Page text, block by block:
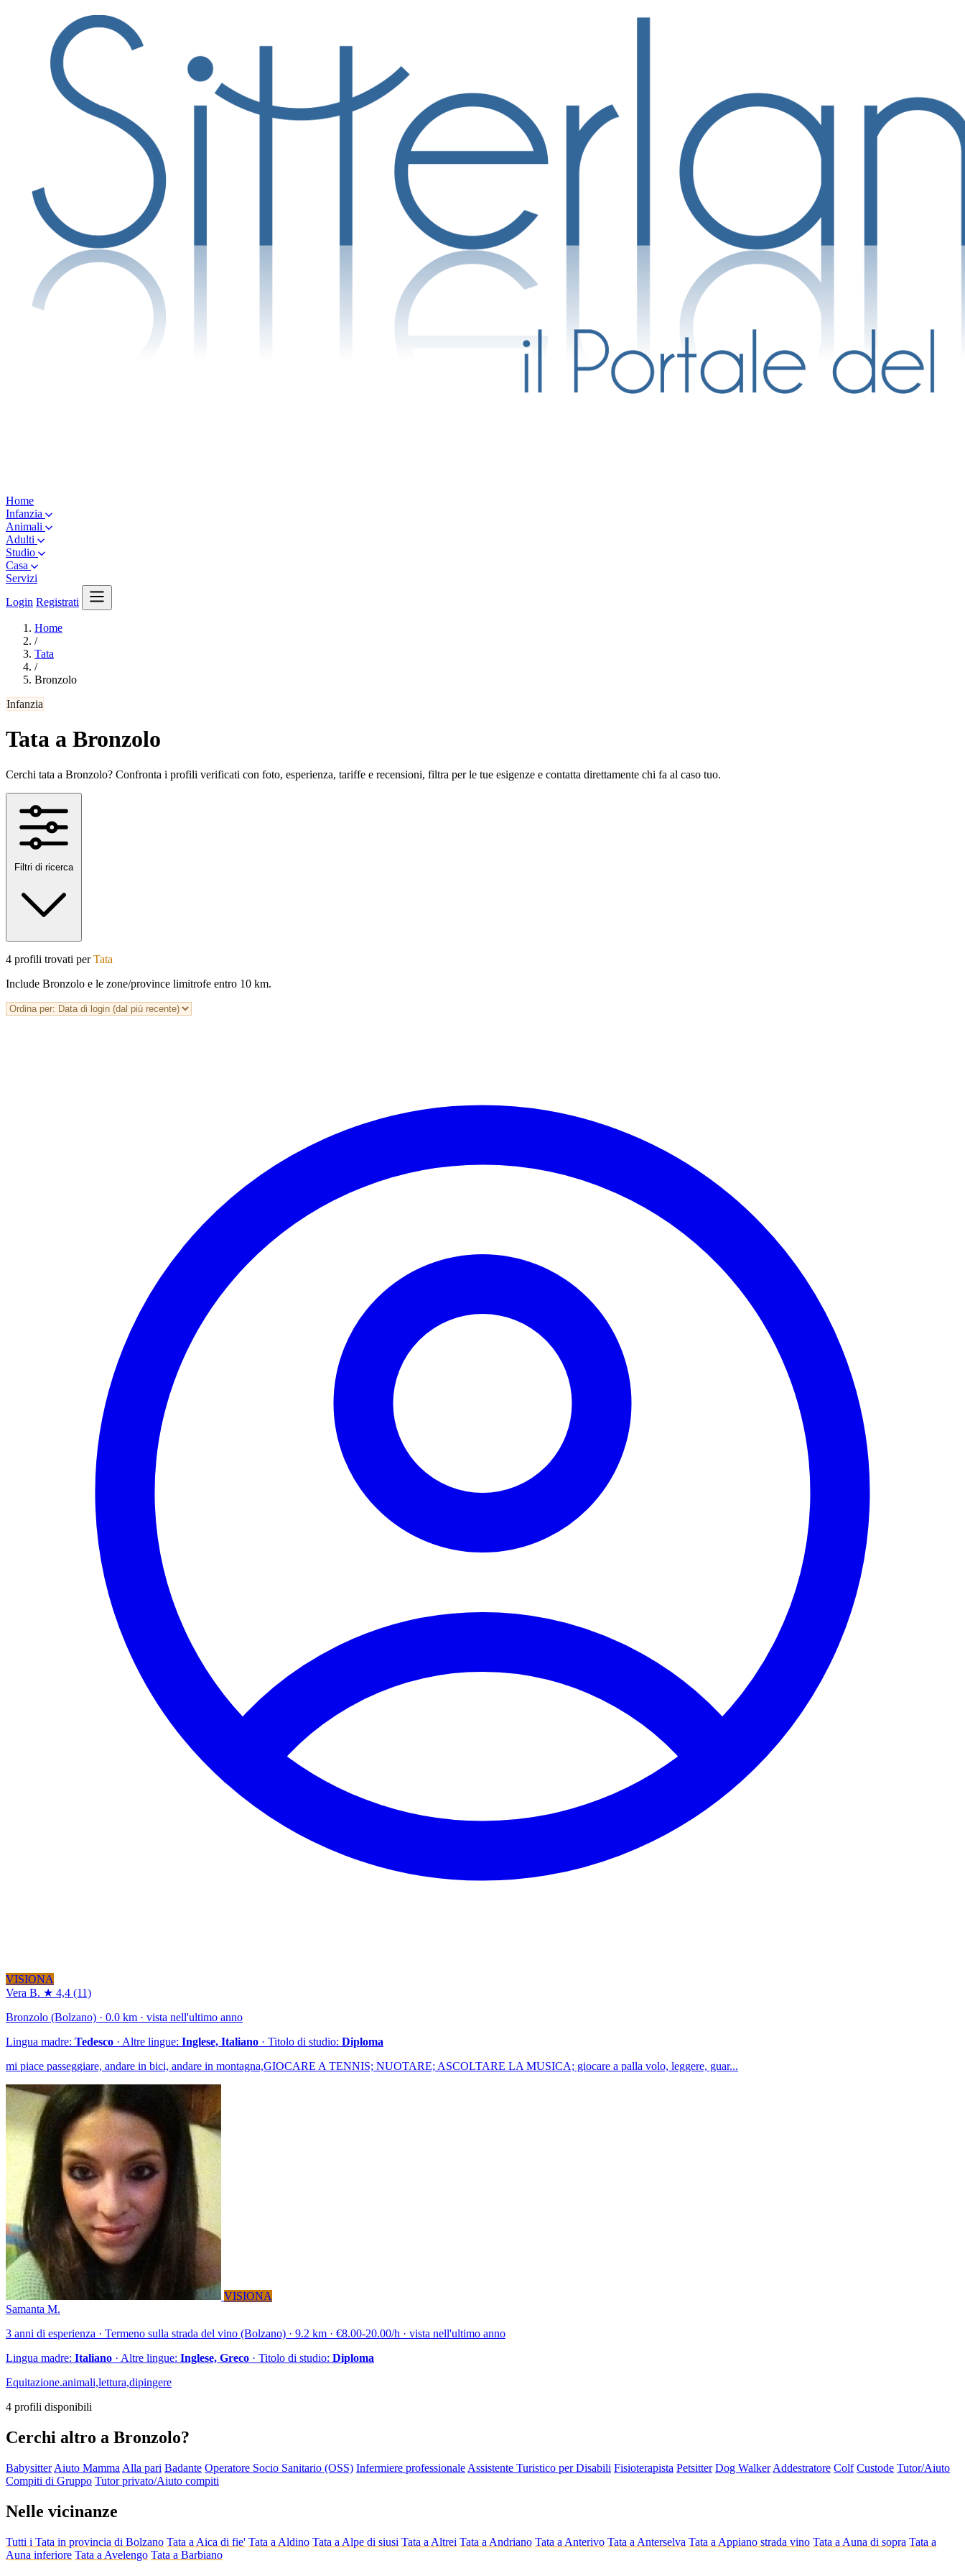
Home
Infanzia
Animali
Adulti
Studio
Casa
Servizi
Login Registrati
Home
/
Tata
/
Bronzolo
Infanzia
Tata a Bronzolo
Cerchi tata a Bronzolo? Confronta i profili verificati con foto, esperienza, tariffe e recensioni, filtra per le tue esigenze e contatta direttamente chi fa al caso tuo.
Filtri di ricerca
4 profili trovati perTata
Include Bronzolo e le zone/province limitrofe entro 10 km.
VISIONA
Vera B. ★ 4,4 (11)
Bronzolo (Bolzano) · 0.0 km · vista nell'ultimo anno
Lingua madre: Tedesco · Altre lingue: Inglese, Italiano · Titolo di studio: Diploma
mi piace passeggiare, andare in bici, andare in montagna,GIOCARE A TENNIS; NUOTARE; ASCOLTARE LA MUSICA; giocare a palla volo, leggere, guar...
VISIONA
Samanta M.
3 anni di esperienza · Termeno sulla strada del vino (Bolzano) · 9.2 km · €8.00-20.00/h · vista nell'ultimo anno
Lingua madre: Italiano · Altre lingue: Inglese, Greco · Titolo di studio: Diploma
Equitazione.animali,lettura,dipingere
4 profili disponibili
Cerchi altro a Bronzolo?
Babysitter Aiuto Mamma Alla pari Badante Operatore Socio Sanitario (OSS) Infermiere professionale Assistente Turistico per Disabili Fisioterapista Petsitter Dog Walker Addestratore Colf Custode Tutor/Aiuto
Compiti di Gruppo Tutor privato/Aiuto compiti
Nelle vicinanze
Tutti i Tata in provincia di Bolzano Tata a Aica di fie' Tata a Aldino Tata a Alpe di siusi Tata a Altrei Tata a Andriano Tata a Anterivo Tata a Anterselva Tata a Appiano strada vino Tata a Auna di sopra Tata a
Auna inferiore Tata a Avelengo Tata a Barbiano